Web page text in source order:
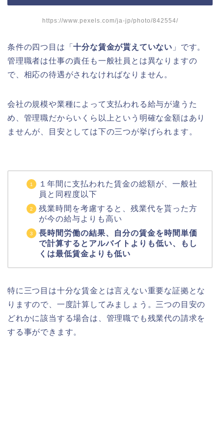
https://www.pexels.com/ja-jp/photo/842554/
条件の四つ目は「十分な賃金が貰えていない 」です。
管理職者は仕事の責任も一般社員とは異なりますの
で、相応の待遇がされなければなりません。
会社の規模や業種によって支払われる給与が違うた
め、管理職だからいくら以上という明確な金額はあり
ませんが、目安としては下の三つが挙げられます。
１年間に支払われた賃金の総額が、一般社
員と同程度以下
残業時間を考慮すると、残業代を貰った方
が今の給与よりも高い
長時間労働の結果、自分の賃金を時間単価
で計算するとアルバイトよりも低い、もし
くは最低賃金よりも低い
特に三つ目は十分な賃金とは言えない重要な証拠とな
りますので、一度計算してみましょう。三つの目安の
どれかに該当する場合は、管理職でも残業代の請求を
する事ができます。